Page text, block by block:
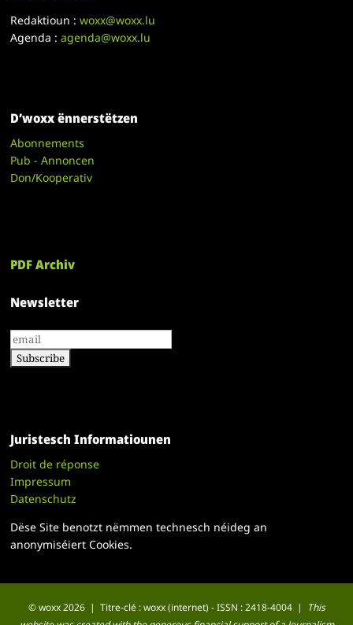
Redaktioun :woxx@woxx.lu
Agenda :agenda@woxx.lu
D’woxx ënnerstëtzen
Abonnements
Pub - Annoncen
Don/Kooperativ
PDF Archiv
Newsletter
Juristesch Informatiounen
Droit de réponse
Impressum
Datenschutz
Dëse Site benotzt nëmmen technesch néideg an
anonymiséiert Cookies.
© woxx 2026 | Titre-clé : woxx (internet) - ISSN : 2418-4004 |
This